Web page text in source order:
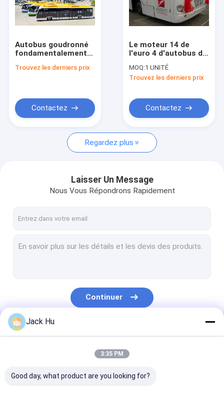
Au sujet de nous
Contrôle de qualité
Contactez-nous
Demandez une citation
Camion de restauration
Escaliers autopropulsés de passager
Autobus goudronné
fondamentalement
climatisé
Trouvez les derniers prix
Contactez
Le moteur 14 de
l'euro 4 d'autobus de
rampe pose la
transmission
automatique de 110
MOQ:1 UNITÉ
Trouvez les derniers prix
Contactez
Regardez plus
Laisser Un Message
Nous Vous Répondrons Rapidement
Continuer
Nos Catégories
Jack Hu
3:35 PM
Good day, what product are you looking for?